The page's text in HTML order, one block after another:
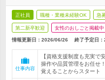
正社員 職種・業種未経験OK 急
第二新卒歓迎 女性のおしごと掲載中
情報更新日：2026/06/26 終了予定日：
仕事内容
【資格支援制度も充実
操作や品質管理をお任せ
覚えることからスタート